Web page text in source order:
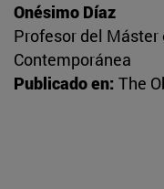
Onésimo Díaz
Profesor del
Contemporánea
Publicado en: The